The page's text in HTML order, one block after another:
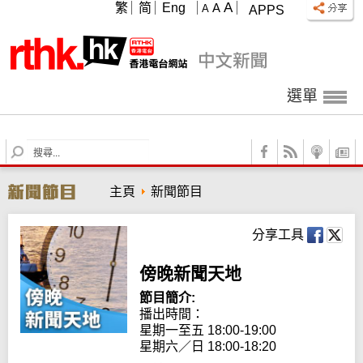
APPS
A A A
繁 简 Eng
選單
S
e
r
c
h
主頁 新聞節目
分享工具
傍晚新聞天地
節目簡介:
播出時間：
星期一至五 18:00-19:00
星期六／日 18:00-18:20